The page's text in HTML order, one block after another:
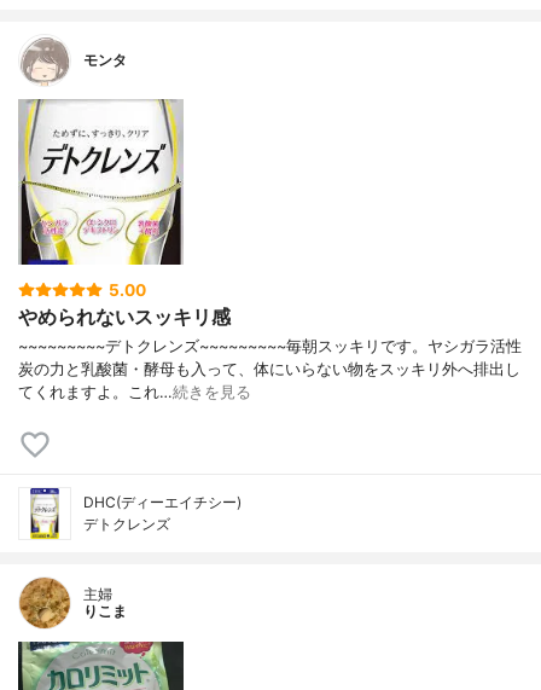
モンタ
5.00
やめられないスッキリ感
~~~~~~~~~デトクレンズ~~~~~~~~~毎朝スッキリです。ヤシガラ活性
炭の力と乳酸菌・酵母も入って、体にいらない物をスッキリ外へ排出し
てくれますよ。これ…続きを見る
DHC(ディーエイチシー)
デトクレンズ
主婦
りこま